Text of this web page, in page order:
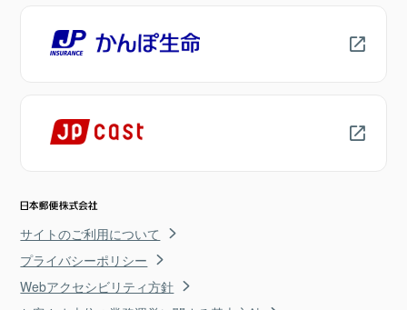
サイトのご利用について
プライバシーポリシー
Webアクセシビリティ方針